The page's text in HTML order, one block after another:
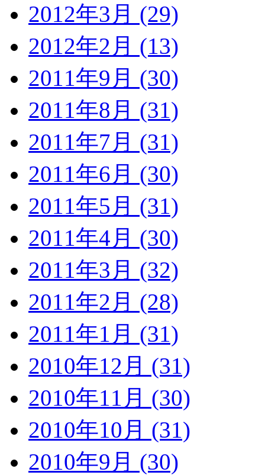
2012年3月 (29)
2012年2月 (13)
2011年9月 (30)
2011年8月 (31)
2011年7月 (31)
2011年6月 (30)
2011年5月 (31)
2011年4月 (30)
2011年3月 (32)
2011年2月 (28)
2011年1月 (31)
2010年12月 (31)
2010年11月 (30)
2010年10月 (31)
2010年9月 (30)